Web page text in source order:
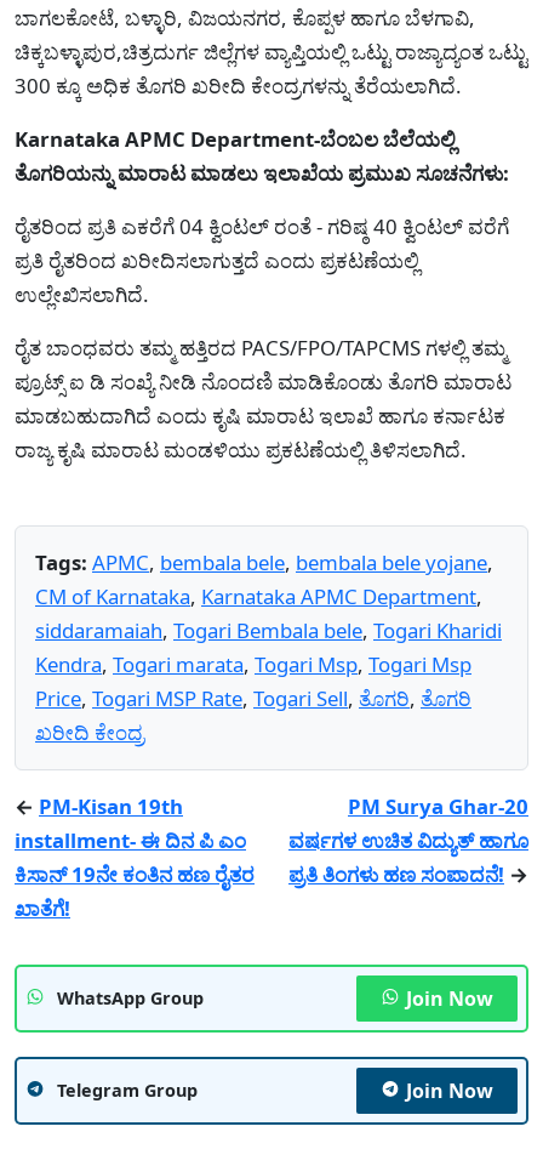
ಬಾಗಲಕೋಟೆ, ಬಳ್ಳಾರಿ, ವಿಜಯನಗರ, ಕೊಪ್ಪಳ ಹಾಗೂ ಬೆಳಗಾವಿ,
ಚಿಕ್ಕಬಳ್ಳಾಪುರ,ಚಿತ್ರದುರ್ಗ ಜಿಲ್ಲೆಗಳ ವ್ಯಾಪ್ತಿಯಲ್ಲಿ ಒಟ್ಟು ರಾಜ್ಯಾದ್ಯಂತ ಒಟ್ಟು
300 ಕ್ಕೂ ಅಧಿಕ ತೊಗರಿ ಖರೀದಿ ಕೇಂದ್ರಗಳನ್ನು ತೆರೆಯಲಾಗಿದೆ.
Karnataka APMC Department-ಬೆಂಬಲ ಬೆಲೆಯಲ್ಲಿ
ತೊಗರಿಯನ್ನು ಮಾರಾಟ ಮಾಡಲು ಇಲಾಖೆಯ ಪ್ರಮುಖ ಸೂಚನೆಗಳು:
ರೈತರಿಂದ ಪ್ರತಿ ಎಕರೆಗೆ 04 ಕ್ವಿಂಟಲ್ ರಂತೆ - ಗರಿಷ್ಠ 40 ಕ್ವಿಂಟಲ್ ವರೆಗೆ
ಪ್ರತಿ ರೈತರಿಂದ ಖರೀದಿಸಲಾಗುತ್ತದೆ ಎಂದು ಪ್ರಕಟಣೆಯಲ್ಲಿ
ಉಲ್ಲೇಖಿಸಲಾಗಿದೆ.
ರೈತ ಬಾಂಧವರು ತಮ್ಮ ಹತ್ತಿರದ PACS/FPO/TAPCMS ಗಳಲ್ಲಿ ತಮ್ಮ
ಪ್ರೂಟ್ಸ್ ಐ ಡಿ ಸಂಖ್ಯೆ ನೀಡಿ ನೊಂದಣಿ ಮಾಡಿಕೊಂಡು ತೊಗರಿ ಮಾರಾಟ
ಮಾಡಬಹುದಾಗಿದೆ ಎಂದು ಕೃಷಿ ಮಾರಾಟ ಇಲಾಖೆ ಹಾಗೂ ಕರ್ನಾಟಕ
ರಾಜ್ಯ ಕೃಷಿ ಮಾರಾಟ ಮಂಡಳಿಯು ಪ್ರಕಟಣೆಯಲ್ಲಿ ತಿಳಿಸಲಾಗಿದೆ.
Tags: APMC, bembala bele, bembala bele yojane,
CM of Karnataka, Karnataka APMC Department,
siddaramaiah, Togari Bembala bele, Togari Kharidi
Kendra, Togari marata, Togari Msp, Togari Msp
Price, Togari MSP Rate, Togari Sell, ತೊಗರಿ, ತೊಗರಿ
ಖರೀದಿ ಕೇಂದ್ರ
← PM-Kisan 19th
installment- ಈ ದಿನ ಪಿ ಎಂ
ಕಿಸಾನ್ 19ನೇ ಕಂತಿನ ಹಣ ರೈತರ
ಖಾತೆಗೆ!
PM Surya Ghar-20
ವರ್ಷಗಳ ಉಚಿತ ವಿದ್ಯುತ್ ಹಾಗೂ
ಪ್ರತಿ ತಿಂಗಳು ಹಣ ಸಂಪಾದನೆ! →
WhatsApp Group Join Now
Telegram Group Join Now